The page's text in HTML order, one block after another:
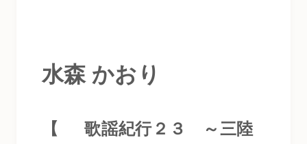
水森 かおり
【
歌謡紀行２３ ～三陸